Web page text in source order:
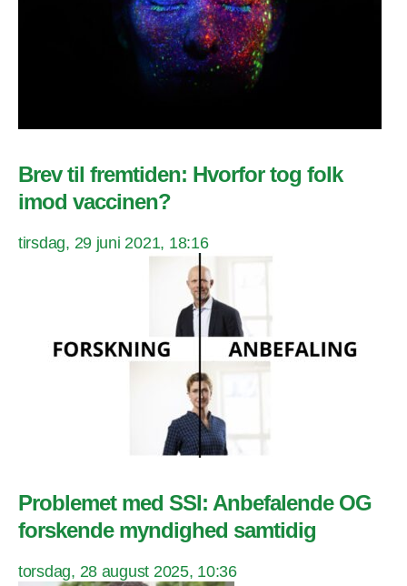
Brev til fremtiden: Hvorfor tog folk
imod vaccinen?
tirsdag, 29 juni 2021, 18:16
Problemet med SSI: Anbefalende OG
forskende myndighed samtidig
torsdag, 28 august 2025, 10:36